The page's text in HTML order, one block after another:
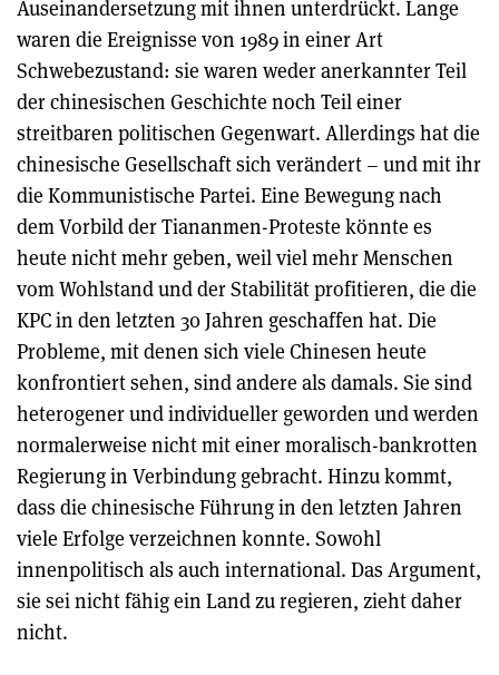
Auseinandersetzung mit ihnen unterdrückt. Lange
waren die Ereignisse von 1989 in einer Art
Schwebezustand: sie waren weder anerkannter Teil
der chinesischen Geschichte noch Teil einer
streitbaren politischen Gegenwart. Allerdings hat die
chinesische Gesellschaft sich verändert – und mit ihr
die Kommunistische Partei. Eine Bewegung nach
dem Vorbild der Tiananmen-Proteste könnte es
heute nicht mehr geben, weil viel mehr Menschen
vom Wohlstand und der Stabilität profitieren, die die
KPC in den letzten 30 Jahren geschaffen hat. Die
Probleme, mit denen sich viele Chinesen heute
konfrontiert sehen, sind andere als damals. Sie sind
heterogener und individueller geworden und werden
normalerweise nicht mit einer moralisch-bankrotten
Regierung in Verbindung gebracht. Hinzu kommt,
dass die chinesische Führung in den letzten Jahren
viele Erfolge verzeichnen konnte. Sowohl
innenpolitisch als auch international. Das Argument,
sie sei nicht fähig ein Land zu regieren, zieht daher
nicht.